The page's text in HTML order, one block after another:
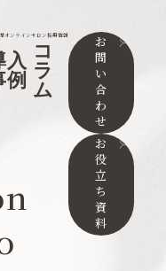
オンラインサロン採用情報
入
例
コ
ラ
ム
お
問
い
合
わ
せ
お
役
立
ち
資
料